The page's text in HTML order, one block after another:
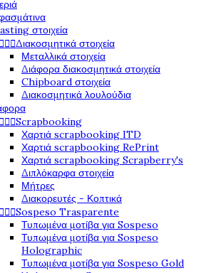
στοιχεία
Διακοσμητικά στοιχεία
Μεταλλικά στοιχεία
Διάφορα διακοσμητικά στοιχεία
Chipboard στοιχεία
Διακοσμητικά λουλούδια
Scrapbooking
Χαρτιά scrapbooking ITD
Χαρτιά scrapbooking RePrint
Χαρτιά scrapbooking Scrapberry's
Διπλόκαρφα στοιχεία
Μήτρες
Διακορευτές - Κοπτικά
Sospeso Trasparente
Τυπωμένα μοτίβα για Sospeso
Τυπωμένα μοτίβα για Sospeso
Holographic
Τυπωμένα μοτίβα για Sospeso Gold